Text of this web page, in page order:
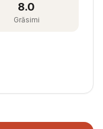
8.0
Grăsimi